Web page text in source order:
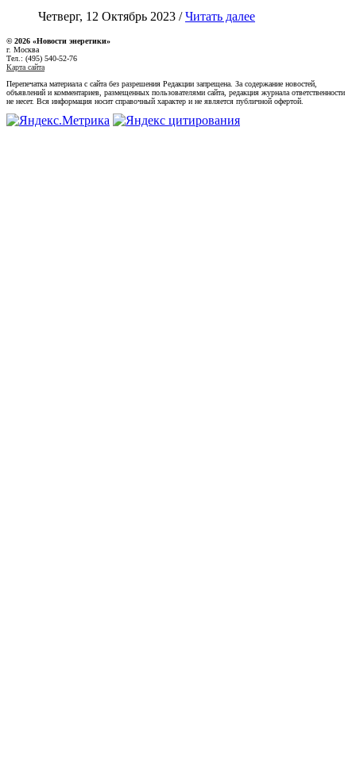
Четверг, 12 Октябрь 2023 /Читать далее
© 2026 «Новости энеретики»
г. Москва
Тел.: (495) 540-52-76
Карта сайта
Перепечатка материала с сайта без разрешения Редакции запрещена. За содержание новостей,
объявлений и комментариев, размещенных пользователями сайта, редакция журнала ответственности
не несет. Вся информация носит справочный характер и не является публичной офертой.